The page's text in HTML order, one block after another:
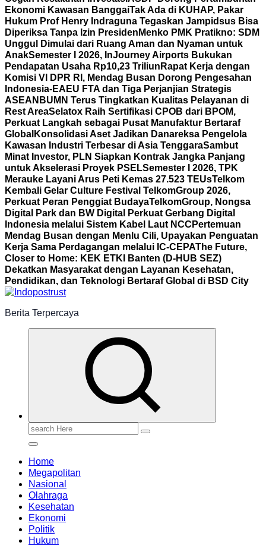
Ekonomi Kawasan BanggaiTak Ada di KUHAP, Pakar
Hukum Prof Henry Indraguna Tegaskan Jampidsus Bisa
Diperiksa Tanpa Izin Presiden Menko PMK Pratikno: SDM
Unggul Dimulai dari Ruang Aman dan Nyaman untuk
AnakSemester I 2026, InJourney Airports Bukukan
Pendapatan Usaha Rp10,23 Triliun Rapat Kerja dengan
Komisi VI DPR RI, Mendag Busan Dorong Pengesahan
Indonesia-EAEU FTA dan Tiga Perjanjian Strategis
ASEAN BUMN Terus Tingkatkan Kualitas Pelayanan di
Rest AreaSelatox Raih Sertifikasi CPOB dari BPOM,
Perkuat Langkah sebagai Pusat Manufaktur Bertaraf
Global Konsolidasi Aset Jadikan Danareksa Pengelola
Kawasan Industri Terbesar di Asia TenggaraSambut
Minat Investor, PLN Siapkan Kontrak Jangka Panjang
untuk Akselerasi Proyek PSELSemester I 2026, TPK
Merauke Layani Arus Peti Kemas 27.523 TEUsTelkom
Kembali Gelar Culture Festival TelkomGroup 2026,
Perkuat Peran Penggiat BudayaTelkomGroup, Nongsa
Digital Park dan BW Digital Perkuat Gerbang Digital
Indonesia melalui Sistem Kabel Laut NCC Pertemuan
Mendag Busan dengan Menlu Cili, Upayakan Penguatan
Kerja Sama Perdagangan melalui IC-CEPAThe Future,
Closer to Home: KEK ETKI Banten (D-HUB SEZ)
Dekatkan Masyarakat dengan Layanan Kesehatan,
Pendidikan, dan Teknologi Bertaraf Global di BSD City
Berita Terpercaya
Search
Home
Megapolitan
Nasional
Olahraga
Kesehatan
Ekonomi
Politik
Hukum